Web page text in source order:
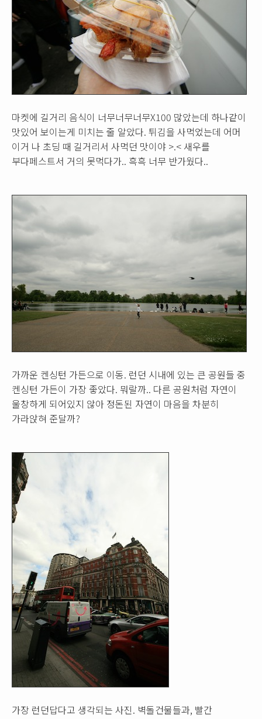
마켓에 길거리 음식이 너무너무너무X100 많았는데 하나같이
맛있어 보이는게 미치는 줄 알았다. 튀김을 사먹었는데 어머
이거 나 초딩 때 길거리서 사먹던 맛이야 >.< 새우를
부다페스트서 거의 못먹다가.. 흑흑 너무 반가웠다..
가까운 켄싱턴 가든으로 이동. 런던 시내에 있는 큰 공원들 중
켄싱턴 가든이 가장 좋았다. 뭐랄까.. 다른 공원처럼 자연이
울창하게 되어있지 않아 정돈된 자연이 마음을 차분히
가라앉혀 준달까?
가장 런던답다고 생각되는 사진. 벽돌건물들과, 빨간